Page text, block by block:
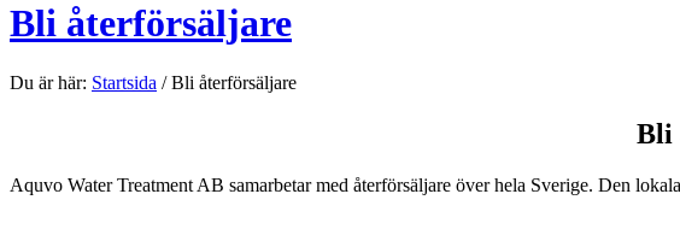
Bli återförsäljare
Du är här: Startsida / Bli återförsäljare
Bli
Aquvo Water Treatment AB samarbetar med återförsäljare över hela Sverige. Den